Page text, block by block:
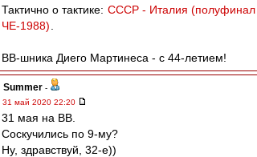
Тактично о тактике: СССР - Италия (полуфинал
ЧЕ-1988)
ВВ-шника Диего Мартинеса - с 44-летием!
Summer -
31 май 2020 22:20
31 мая на ВВ.
Соскучились по 9-му?
Ну, здравствуй, 32-е))